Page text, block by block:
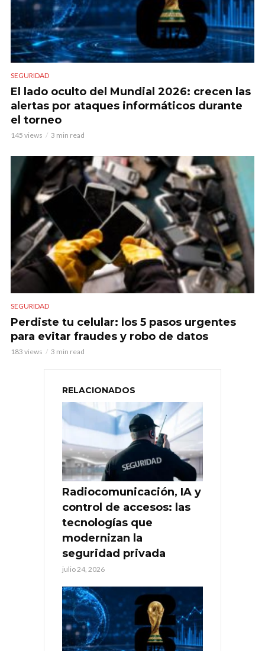
SEGURIDAD
El lado oculto del Mundial 2026: crecen las
alertas por ataques informáticos durante
el torneo
145 views 3 min read
SEGURIDAD
Perdiste tu celular: los 5 pasos urgentes
para evitar fraudes y robo de datos
183 views 3 min read
RELACIONADOS
Radiocomunicación, IA y
control de accesos: las
tecnologías que
modernizan la
seguridad privada
julio 24, 2026